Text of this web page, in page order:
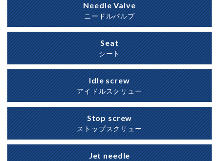
Needle Valve
ニードルバルブ
Seat
シート
Idle screw
アイドルスクリュー
Stop screw
ストップスクリュー
Jet needle